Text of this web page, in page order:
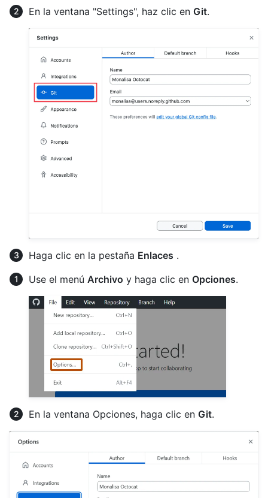
En la ventana "Settings", haz clic en Git.
Haga clic en la pestaña Enlaces .
Use el menú Archivo y haga clic en Opciones.
En la ventana Opciones, haga clic en Git.